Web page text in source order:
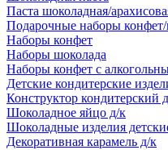
Паста шоколадная/
Подарочные наборы конфет/
Наборы конфет
Наборы шоколада
Наборы конфет с
Детские кондитерские
Конструктор кондитерский
Шоколадное яйцо д/к
Шоколадные изделия
Декоративная карамель д/к